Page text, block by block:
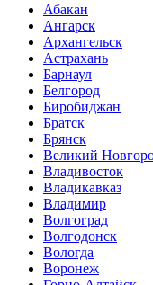
Абакан
Ангарск
Архангельск
Астрахань
Барнаул
Белгород
Биробиджан
Братск
Брянск
Великий
Владивосток
Владикавказ
Владимир
Волгоград
Волгодонск
Вологда
Воронеж